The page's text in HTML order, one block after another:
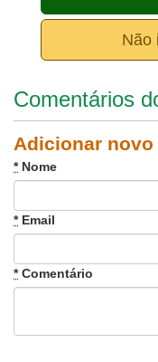
Não
Comentários
Adicionar
*Nome
*Email
*Comentário